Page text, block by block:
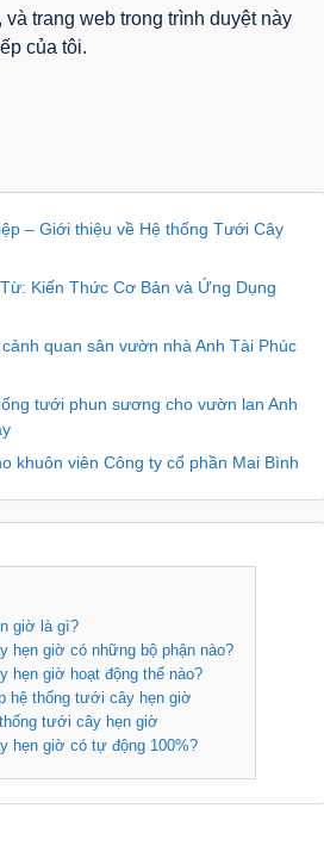
và trang web trong trình duyệt này
của tôi.
– Giới thiệu về Hệ thống Tưới Cây
Kiến Thức Cơ Bản và Ứng Dụng
quan sân vườn nhà Anh Tài Phúc
tưới phun sương cho vườn lan Anh
khuôn viên Công ty cổ phần Mai Bình
giờ là gì?
hẹn giờ có những bộ phận nào?
hẹn giờ hoạt động thế nào?
hệ thống tưới cây hẹn giờ
tưới cây hẹn giờ
hẹn giờ có tự động 100%?